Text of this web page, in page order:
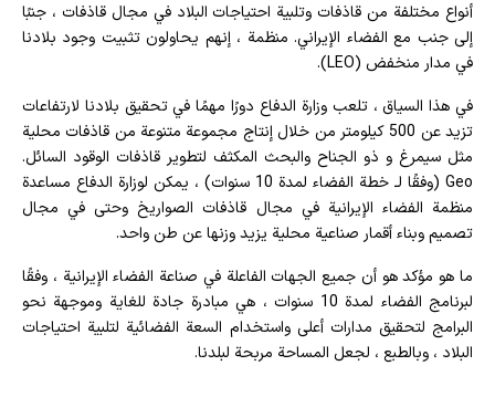
أنواع مختلفة من قاذفات وتلبية احتياجات البلاد في مجال قاذفات ، جنبًا
إلى جنب مع الفضاء الإيراني. منظمة ، إنهم يحاولون تثبيت وجود بلادنا
في مدار منخفض (LEO).
في هذا السياق ، تلعب وزارة الدفاع دورًا مهمًا في تحقيق بلادنا لارتفاعات
تزيد عن 500 كيلومتر من خلال إنتاج مجموعة متنوعة من قاذفات محلية
مثل سيمرغ و ذو الجناح والبحث المكثف لتطوير قاذفات الوقود السائل.
Geo (وفقًا لـ خطة الفضاء لمدة 10 سنوات) ، يمكن لوزارة الدفاع مساعدة
منظمة الفضاء الإيرانية في مجال قاذفات الصواريخ وحتى في مجال
تصميم وبناء أقمار صناعية محلية يزيد وزنها عن طن واحد.
ما هو مؤكد هو أن جميع الجهات الفاعلة في صناعة الفضاء الإيرانية ، وفقًا
لبرنامج الفضاء لمدة 10 سنوات ، هي مبادرة جادة للغاية وموجهة نحو
البرامج لتحقيق مدارات أعلى واستخدام السعة الفضائية لتلبية احتياجات
البلاد ، وبالطبع ، لجعل المساحة مربحة لبلدنا.